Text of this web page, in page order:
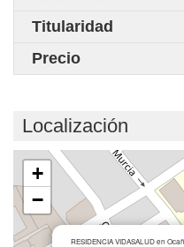
Titularidad
Precio
Localización
Cargando mapa...
RESIDENCIA VIDASALUD en
+
−